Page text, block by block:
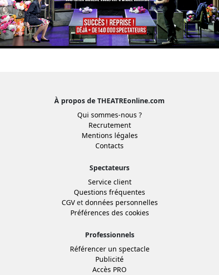
À propos de THEATREonline.com
Qui sommes-nous ?
Recrutement
Mentions légales
Contacts
Spectateurs
Service client
Questions fréquentes
CGVet données personnelles
Préférences des cookies
Professionnels
Référencer un spectacle
Publicité
Accès PRO